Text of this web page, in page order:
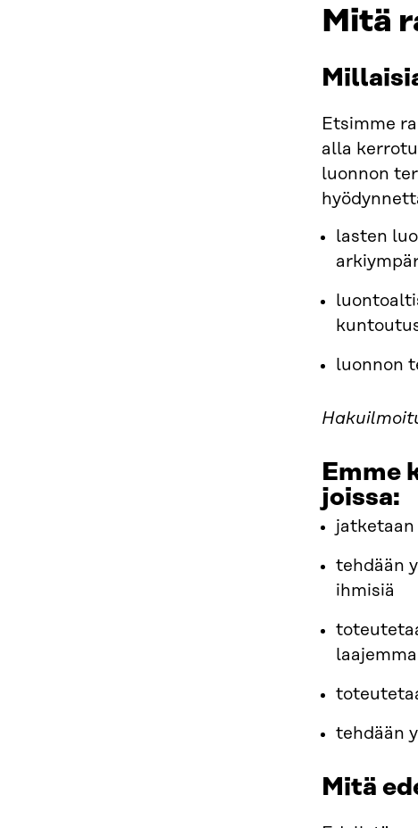
Mitä
Etsimme
alla
luonnon
lasten
luonnon
Emme
joissa:
jatketaan
tehdään
ihmisiä
tehdään
Mitä